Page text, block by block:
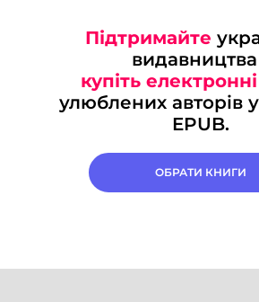
Підтримайте
купіть
улюблених авторів
EPUB.
ОБРАТИ КНИГИ